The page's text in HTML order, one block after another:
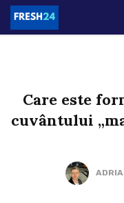
Care este
cuvântului